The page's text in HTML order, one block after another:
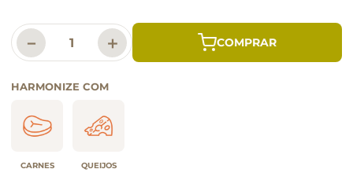
＋
－
HARMONIZE COM
CARNES QUEIJOS